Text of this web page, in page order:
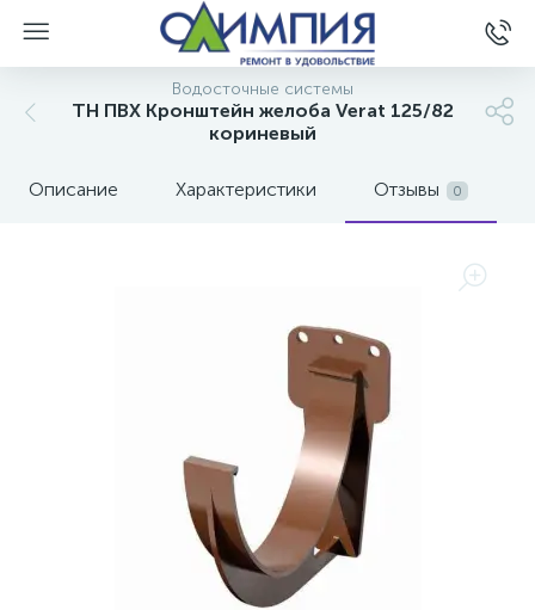
Водосточные системы
ТН ПВХ Кронштейн желоба Verat 125/82
кориневый
Описание Характеристики Отзывы 0